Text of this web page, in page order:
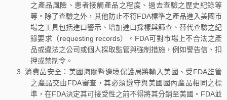
之產品風險、患者接觸產品之程度、過去查驗之歷史紀錄等
等。除了查驗之外，其他防止不符FDA標準之產品進入美國市
場之工具包括進口警示、增加進口採樣與篩查、替代查驗之紀
錄要求（requesting records）。FDA可對市場上不合法之產
品或違法之公司或個人採取監管與強制措施，例如警告信、扣
押或禁制令。
消費品安全：美國海關暨邊境保護局將輸入美國、受FDA監管
之產品交由FDA審查，其必須遵守與美國國內產品相同之標
準，在FDA決定其可接受性之前不得將其分銷至美國。FDA並